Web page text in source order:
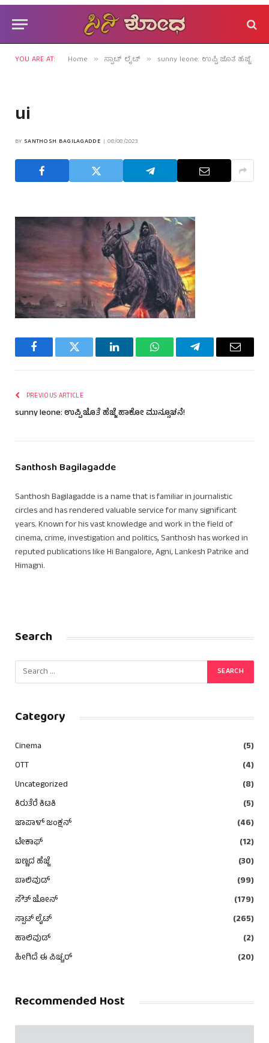
YOU ARE AT: Home » ಸ್ಪಾಟ್ ಲೈಟ್ » sunny leone: ಉಪ್ಪಿ ಜೊತೆ ಹೆಜ್ಜೆ ಹಾಕೋ ಮುನ್ಸೂಚನೆ!
ui
BY SANTHOSH BAGILAGADDE 08/08/2023
FacebookTwitter LinkedInWhatsAppTelegramEmail
PREVIOUS ARTICLE
sunny leone: ಉಪ್ಪಿ ಜೊತೆ ಹೆಜ್ಜೆ ಹಾಕೋ ಮುನ್ಸೂಚನೆ!
Santhosh Bagilagadde
Santhosh Bagilagadde is a name that is familiar in journalistic
circles and has rendered valuable service for many significant
years. Known for his vast knowledge and work in the field of
cinema, crime, investigation and politics, Santhosh has worked in
reputed publications like Hi Bangalore, Agni, Lankesh Patrike and
Himagni.
Search
Category
Cinema
(5)
OTT
(4)
Uncategorized
(8)
ಕಿರುತೆರೆ ಕಿಟಕಿ
(5)
ಜಾಪಾಳ್ ಜಂಕ್ಷನ್
(46)
ಟೇಕಾಫ್
(12)
ಬಣ್ಣದ ಹೆಜ್ಜೆ
(30)
ಬಾಲಿವುಡ್
(99)
ಸೌತ್ ಜೋನ್
(179)
ಸ್ಪಾಟ್ ಲೈಟ್
(265)
ಹಾಲಿವುಡ್
(2)
ಹೀಗಿದೆ ಈ ಪಿಚ್ಚರ್
(20)
Recommended Host